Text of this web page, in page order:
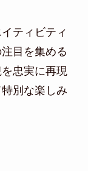
ティビティ
目を集める
忠実に再現
別な楽しみ